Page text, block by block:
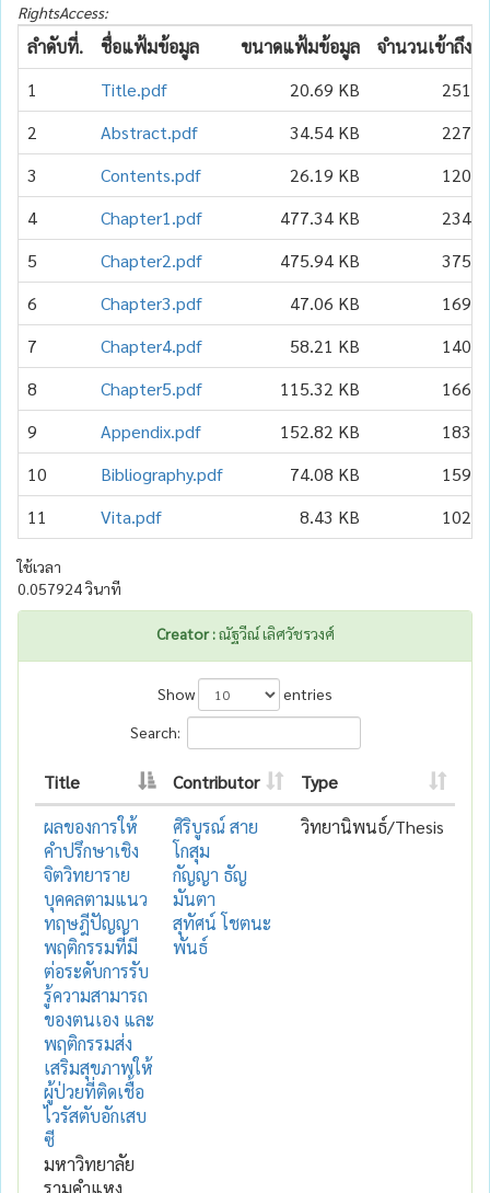
RightsAccess:
ลำดับที่. ชื่อแฟ้มข้อมูล ขนาดแฟ้มข้อมูล จำนวนเข้าถึง
1
Title.pdf 20.69 KB 251
2
Abstract.pdf 34.54 KB 227
3
Contents.pdf 26.19 KB 120
4
Chapter1.pdf 477.34 KB 234
5
Chapter2.pdf 475.94 KB 375
6
Chapter3.pdf 47.06 KB 169
7
Chapter4.pdf 58.21 KB 140
8
Chapter5.pdf 115.32 KB 166
9
Appendix.pdf 152.82 KB 183
10
Bibliography.pdf 74.08 KB 159
11
Vita.pdf 8.43 KB 102
ใช้เวลา
0.057924 วินาที
Creator :ณัฐวีณ์ เลิศวัชรวงศ์
Show
entries
Search:
Title Contributor
Type
ผลของการให้
คำปรึกษาเชิง
จิตวิทยาราย
บุคคลตามแนว
ทฤษฎีปัญญา
พฤติกรรมที่มี
ต่อระดับการรับ
รู้ความสามารถ
ของตนเอง และ
พฤติกรรมส่ง
เสริมสุขภาพให้
ผู้ป่วยที่ติดเชื้อ
ไวรัสตับอักเสบ
ซี
มหาวิทยาลัย
รามคำแหง
ศิริบูรณ์ สาย
โกสุม
กัญญา ธัญ
มันตา
สุทัศน์ โชตนะ
พันธ์
วิทยานิพนธ์/Thesis